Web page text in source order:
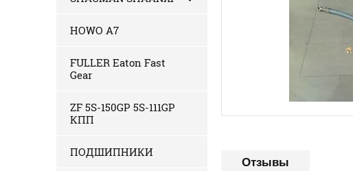
HOWO A7
FULLER Eaton Fast
Gear
ZF 5S-150GP 5S-111GP
КПП
ПОДШИПНИКИ
Отзывы